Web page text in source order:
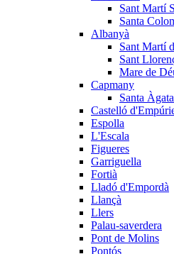
Sant Martí
Santa
Albanyà
Sant Martí
Sant
Mare de
Capmany
Santa
Castelló
Espolla
L'Escala
Figueres
Garriguella
Fortià
Lladó d'Empordà
Llançà
Llers
Palau-saverdera
Pont de Molins
Pontós